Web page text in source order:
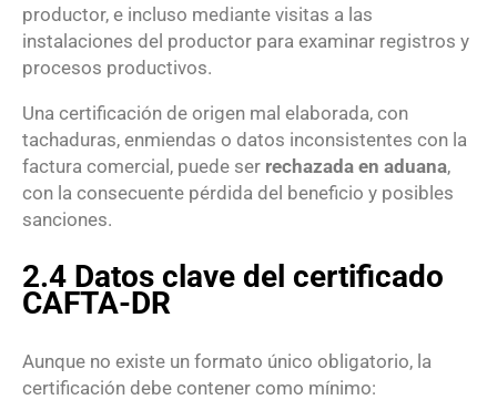
productor, e incluso mediante visitas a las
instalaciones del productor para examinar registros y
procesos productivos.
Una certificación de origen mal elaborada, con
tachaduras, enmiendas o datos inconsistentes con la
factura comercial, puede ser rechazada en aduana,
con la consecuente pérdida del beneficio y posibles
sanciones.
2.4 Datos clave del certificado
CAFTA-DR
Aunque no existe un formato único obligatorio, la
certificación debe contener como mínimo: